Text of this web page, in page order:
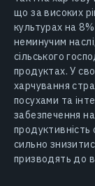
що за високих
культурах на
неминучим
сільського
продуктах. У
харчування
посухами та
забезпечення
сильно
призводять до